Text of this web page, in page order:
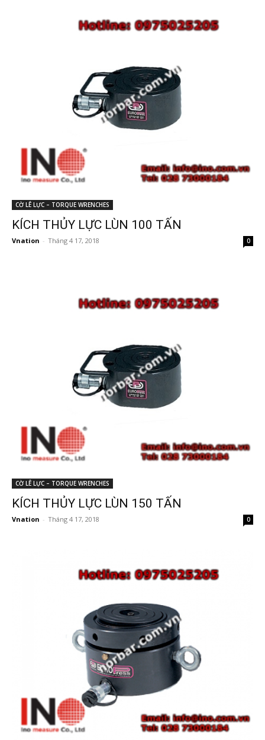
CỜ LÊ LỰC – TORQUE WRENCHES
KÍCH THỦY LỰC LÙN 100 TẤN
Vnation - Tháng 4 17, 2018 0
CỜ LÊ LỰC – TORQUE WRENCHES
KÍCH THỦY LỰC LÙN 150 TẤN
Vnation - Tháng 4 17, 2018 0